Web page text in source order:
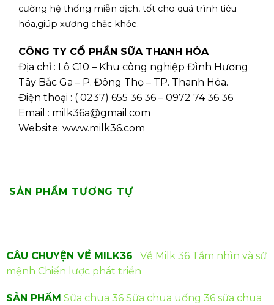
cường hệ thống miễn dịch, tốt cho quá trình tiêu
hóa,giúp xương chắc khỏe.
CÔNG TY CỔ PHẦN SỮA THANH HÓA
Địa chỉ : Lô C10 – Khu công nghiệp Đình Hương
Tây Bắc Ga – P. Đông Thọ – TP. Thanh Hóa.
Điện thoại : ( 0237) 655 36 36 – 0972 74 36 36
Email : milk36a@gmail.com
Website: www.milk36.com
SẢN PHẨM TƯƠNG TỰ
CÂU CHUYỆN VỀ MILK36 Về Milk 36 Tầm nhìn và sứ
mệnh Chiến lược phát triển
SẢN PHẨM Sữa chua 36 Sữa chua uống 36 sữa chua